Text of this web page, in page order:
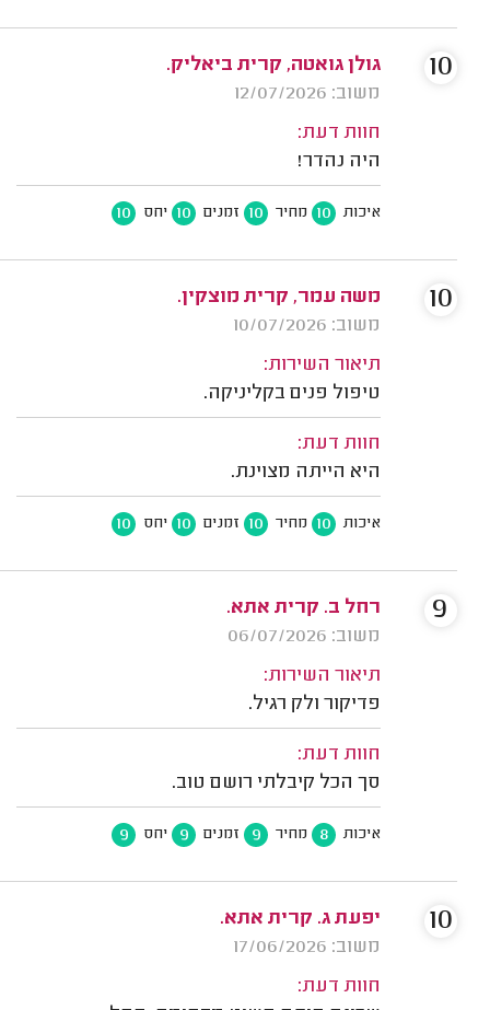
גולן גואטה, קרית ביאליק.
משוב: 12/07/2026
חוות דעת:
היה נהדר!
איכות 10 מחיר 10 זמנים 10 יחס 10
10
משה עמר, קרית מוצקין.
משוב: 10/07/2026
תיאור השירות:
טיפול פנים בקליניקה.
חוות דעת:
היא הייתה מצוינת.
איכות 10 מחיר 10 זמנים 10 יחס 10
10
רחל ב. קרית אתא.
משוב: 06/07/2026
תיאור השירות:
פדיקור ולק רגיל.
חוות דעת:
סך הכל קיבלתי רושם טוב.
איכות 8 מחיר 9 זמנים 9 יחס 9
9
יפעת ג. קרית אתא.
משוב: 17/06/2026
חוות דעת:
10